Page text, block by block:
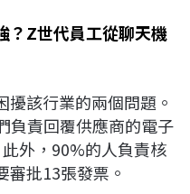
？Z世代員工從聊天機
該行業的兩個問題。
負責回覆供應商的電子
外，90%的人負責核
審批13張發票。